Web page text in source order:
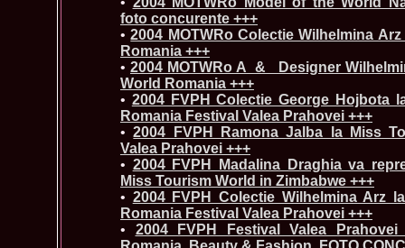
foto concurente +++
•2004 MOTWRo Colectie Wilhelmina
Romania +++
• 2004 MOTWRo A_&_ Designer
World Romania +++
• 2004 FVPH Colectie George Hojbota
Romania Festival Valea Prahovei +++
•2004 FVPH Ramona Jalba la Miss
Valea Prahovei +++
• 2004 FVPH Madalina Draghia va
Miss Tourism World in Zimbabwe +++
• 2004 FVPH Colectie Wilhelmina Arz
Romania Festival Valea Prahovei +++
• 2004 FVPH Festival Valea